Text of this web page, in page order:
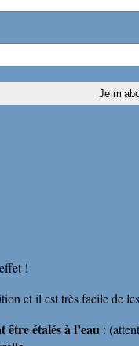
!
et il est très facile de
êtreétalés à l’eau :